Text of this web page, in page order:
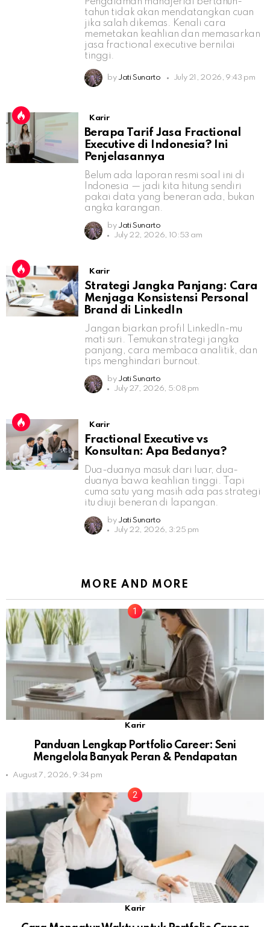
tahun tidak akan mendatangkan cuan
jika salah dikemas. Kenali cara
memetakan keahlian dan memasarkan
jasa fractional executive bernilai
tinggi.
by Jati Sunarto July 21, 2026, 9:43 pm
Karir
Berapa Tarif Jasa Fractional
Executive di Indonesia? Ini
Penjelasannya
Belum ada laporan resmi soal ini di
Indonesia — jadi kita hitung sendiri
pakai data yang beneran ada, bukan
angka karangan.
by Jati Sunarto
July 22, 2026, 10:53 am
Karir
Strategi Jangka Panjang: Cara
Menjaga Konsistensi Personal
Brand di LinkedIn
Jangan biarkan profil LinkedIn-mu
mati suri. Temukan strategi jangka
panjang, cara membaca analitik, dan
tips menghindari burnout.
by Jati Sunarto
July 27, 2026, 5:08 pm
Karir
Fractional Executive vs
Konsultan: Apa Bedanya?
Dua-duanya masuk dari luar, dua-
duanya bawa keahlian tinggi. Tapi
cuma satu yang masih ada pas strategi
itu diuji beneran di lapangan.
by Jati Sunarto
July 22, 2026, 3:25 pm
MORE AND MORE
Karir
Panduan Lengkap Portfolio Career: Seni
Mengelola Banyak Peran & Pendapatan
August 7, 2026, 9:34 pm
Karir